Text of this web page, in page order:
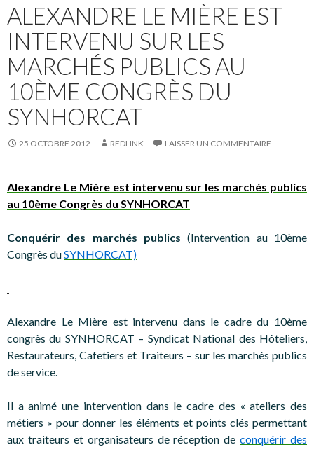
ALEXANDRE LE MIÈRE EST
INTERVENU SUR LES
MARCHÉS PUBLICS AU
10ÈME CONGRÈS DU
SYNHORCAT
25 OCTOBRE 2012 REDLINK LAISSER UN COMMENTAIRE
Alexandre Le Mière est intervenu sur les marchés publics
au 10ème Congrès du SYNHORCAT
Conquérir des marchés publics(Intervention au 10ème
Congrès duSYNHORCAT)
Alexandre Le Mière est intervenu dans le cadre du 10ème
congrès du SYNHORCAT – Syndicat National des Hôteliers,
Restaurateurs, Cafetiers et Traiteurs – sur les marchés publics
de service.
Il a animé une intervention dans le cadre des « ateliers des
métiers » pour donner les éléments et points clés permettant
aux traiteurs et organisateurs de réception deconquérir des